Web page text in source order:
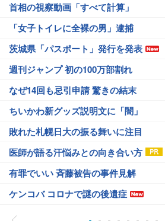
首相の視察動画「すべて計算」
「女子トイレに全裸の男」逮捕
茨城県「パスポート」発行を発表
週刊ジャンプ 初の100万部割れ
なぜ14回も忌引申請 驚きの結末
ちいかわ新グッズ説明文に「闇」
敗れた札幌日大の振る舞いに注目
医師が語る汗悩みとの向き合い方
有罪でいい 斉藤被告の事件見解
ケンコバ コロナで謎の後遺症